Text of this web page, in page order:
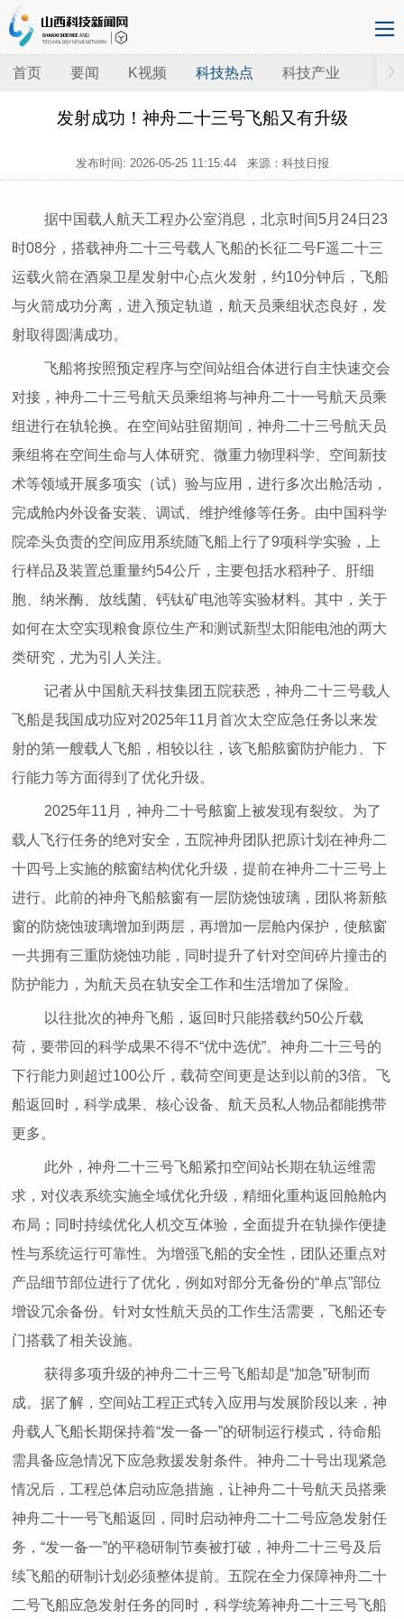
首页 要闻 K视频 科技热点 科技产业
发射成功！神舟二十三号飞船又有升级
发布时间: 2026-05-25 11:15:44来源：科技日报
据中国载人航天工程办公室消息，北京时间5月24日23
时08分，搭载神舟二十三号载人飞船的长征二号F遥二十三
运载火箭在酒泉卫星发射中心点火发射，约10分钟后，飞船
与火箭成功分离，进入预定轨道，航天员乘组状态良好，发
射取得圆满成功。
飞船将按照预定程序与空间站组合体进行自主快速交会
对接，神舟二十三号航天员乘组将与神舟二十一号航天员乘
组进行在轨轮换。在空间站驻留期间，神舟二十三号航天员
乘组将在空间生命与人体研究、微重力物理科学、空间新技
术等领域开展多项实（试）验与应用，进行多次出舱活动，
完成舱内外设备安装、调试、维护维修等任务。由中国科学
院牵头负责的空间应用系统随飞船上行了9项科学实验，上
行样品及装置总重量约54公斤，主要包括水稻种子、肝细
胞、纳米酶、放线菌、钙钛矿电池等实验材料。其中，关于
如何在太空实现粮食原位生产和测试新型太阳能电池的两大
类研究，尤为引人关注。
记者从中国航天科技集团五院获悉，神舟二十三号载人
飞船是我国成功应对2025年11月首次太空应急任务以来发
射的第一艘载人飞船，相较以往，该飞船舷窗防护能力、下
行能力等方面得到了优化升级。
2025年11月，神舟二十号舷窗上被发现有裂纹。为了
载人飞行任务的绝对安全，五院神舟团队把原计划在神舟二
十四号上实施的舷窗结构优化升级，提前在神舟二十三号上
进行。此前的神舟飞船舷窗有一层防烧蚀玻璃，团队将新舷
窗的防烧蚀玻璃增加到两层，再增加一层舱内保护，使舷窗
一共拥有三重防烧蚀功能，同时提升了针对空间碎片撞击的
防护能力，为航天员在轨安全工作和生活增加了保险。
以往批次的神舟飞船，返回时只能搭载约50公斤载
荷，要带回的科学成果不得不“优中选优”。神舟二十三号的
下行能力则超过100公斤，载荷空间更是达到以前的3倍。飞
船返回时，科学成果、核心设备、航天员私人物品都能携带
更多。
此外，神舟二十三号飞船紧扣空间站长期在轨运维需
求，对仪表系统实施全域优化升级，精细化重构返回舱舱内
布局；同时持续优化人机交互体验，全面提升在轨操作便捷
性与系统运行可靠性。为增强飞船的安全性，团队还重点对
产品细节部位进行了优化，例如对部分无备份的“单点”部位
增设冗余备份。针对女性航天员的工作生活需要，飞船还专
门搭载了相关设施。
获得多项升级的神舟二十三号飞船却是“加急”研制而
成。据了解，空间站工程正式转入应用与发展阶段以来，神
舟载人飞船长期保持着“发一备一”的研制运行模式，待命船
需具备应急情况下应急救援发射条件。神舟二十号出现紧急
情况后，工程总体启动应急措施，让神舟二十号航天员搭乘
神舟二十一号飞船返回，同时启动神舟二十二号应急发射任
务，“发一备一”的平稳研制节奏被打破，神舟二十三号及后
续飞船的研制计划必须整体提前。五院在全力保障神舟二十
二号飞船应急发射任务的同时，科学统筹神舟二十三号飞船